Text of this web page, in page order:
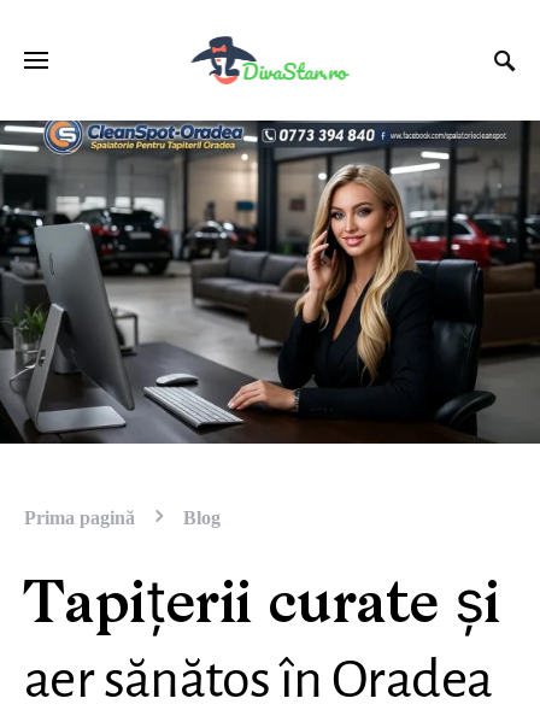
Prima pagină Blog
Tapițerii curate și
aer sănătos în Oradea